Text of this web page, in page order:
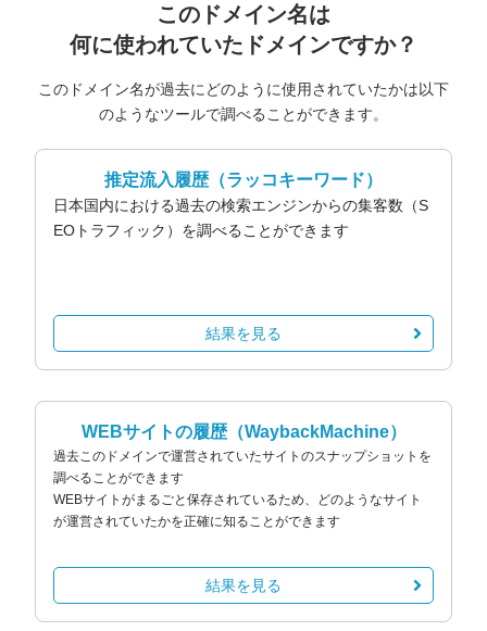
このドメイン名は
何に使われていたドメインですか？
このドメイン名が過去にどのように使用されていたかは以下
のようなツールで調べることができます。
推定流入履歴（ラッコキーワード）
日本国内における過去の検索エンジンからの集客数（S
EOトラフィック）を調べることができます
結果を見る
WEBサイトの履歴（WaybackMachine）
過去このドメインで運営されていたサイトのスナップショットを
調べることができます
WEBサイトがまるごと保存されているため、どのようなサイト
が運営されていたかを正確に知ることができます
結果を見る